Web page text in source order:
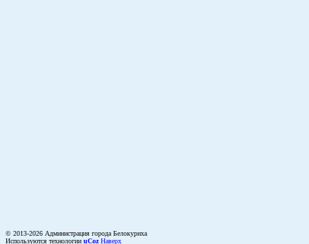
© 2013-2026 Администрация города Белокуриха
Используются технологии uCoz Наверх